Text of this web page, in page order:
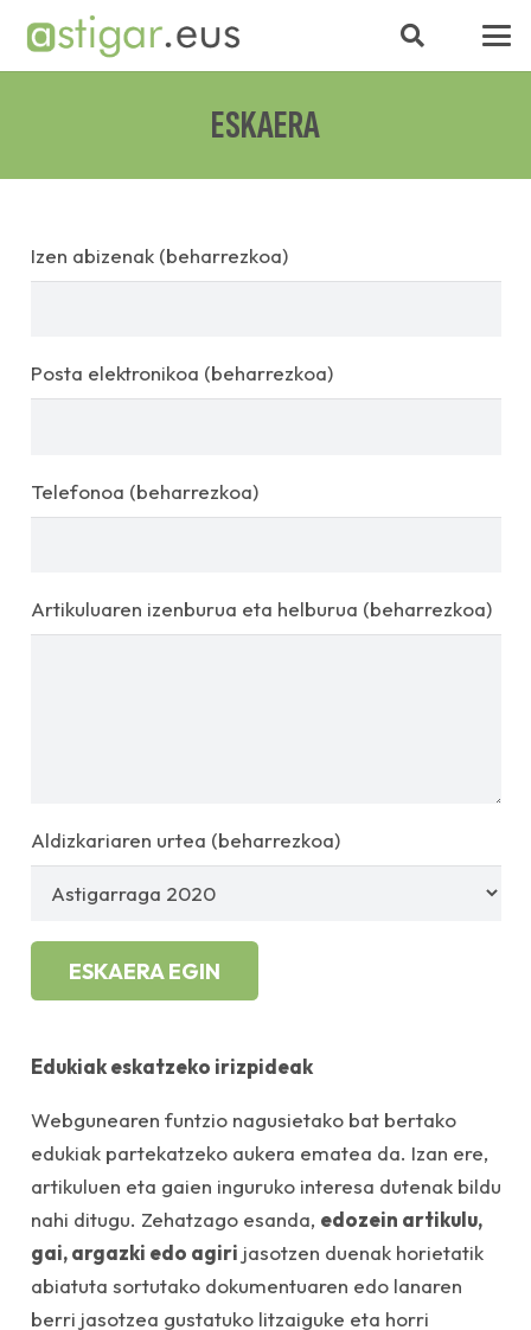
ESKAERA
Izen abizenak (beharrezkoa)
Posta elektronikoa (beharrezkoa)
Telefonoa (beharrezkoa)
Artikuluaren izenburua eta helburua (beharrezkoa)
Aldizkariaren urtea (beharrezkoa)
Edukiak eskatzeko irizpideak
Webgunearen funtzio nagusietako bat bertako
edukiak partekatzeko aukera ematea da. Izan ere,
artikuluen eta gaien inguruko interesa dutenak bildu
nahi ditugu. Zehatzago esanda, edozein artikulu,
gai, argazki edo agiri jasotzen duenak horietatik
abiatuta sortutako dokumentuaren edo lanaren
berri jasotzea gustatuko litzaiguke eta horri